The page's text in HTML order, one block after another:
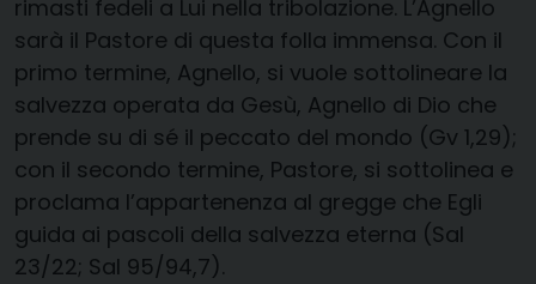
rimasti fedeli a Lui nella tribolazione. L’Agnello
sarà il Pastore di questa folla immensa. Con il
primo termine, Agnello, si vuole sottolineare la
salvezza operata da Gesù, Agnello di Dio che
prende su di sé il peccato del mondo (Gv 1,29);
con il secondo termine, Pastore, si sottolinea e
proclama l’appartenenza al gregge che Egli
guida ai pascoli della salvezza eterna (Sal
23/22; Sal 95/94,7).